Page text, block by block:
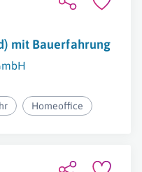
mit Bauerfahrung
Homeoffice